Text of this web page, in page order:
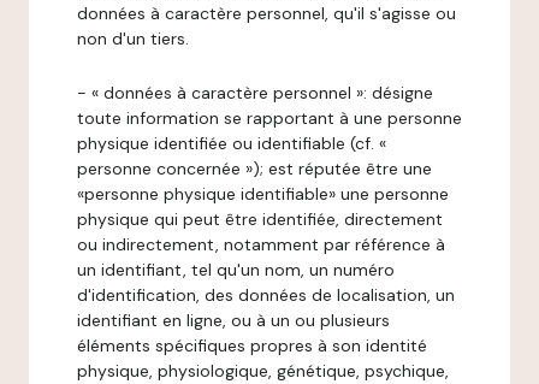
données à caractère personnel, qu'il s'agisse ou
non d'un tiers.
- « données à caractère personnel »: désigne
toute information se rapportant à une personne
physique identifiée ou identifiable (cf. «
personne concernée »); est réputée être une
«personne physique identifiable» une personne
physique qui peut être identifiée, directement
ou indirectement, notamment par référence à
un identifiant, tel qu'un nom, un numéro
d'identification, des données de localisation, un
identifiant en ligne, ou à un ou plusieurs
éléments spécifiques propres à son identité
physique, physiologique, génétique, psychique,